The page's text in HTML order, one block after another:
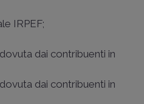
IRPEF;
dai contribuenti in
dai contribuenti in